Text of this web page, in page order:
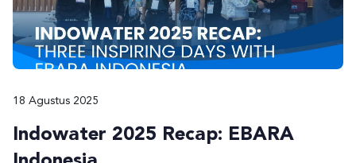
18 Agustus 2025
Indowater 2025 Recap: EBARA